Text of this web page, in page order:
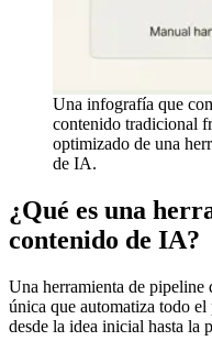
Una infografía que
contenido tradicional
optimizado de una
de IA.
¿Qué es una
contenido de IA?
Una herramienta de pipeline
única que automatiza todo
desde la idea inicial hasta la